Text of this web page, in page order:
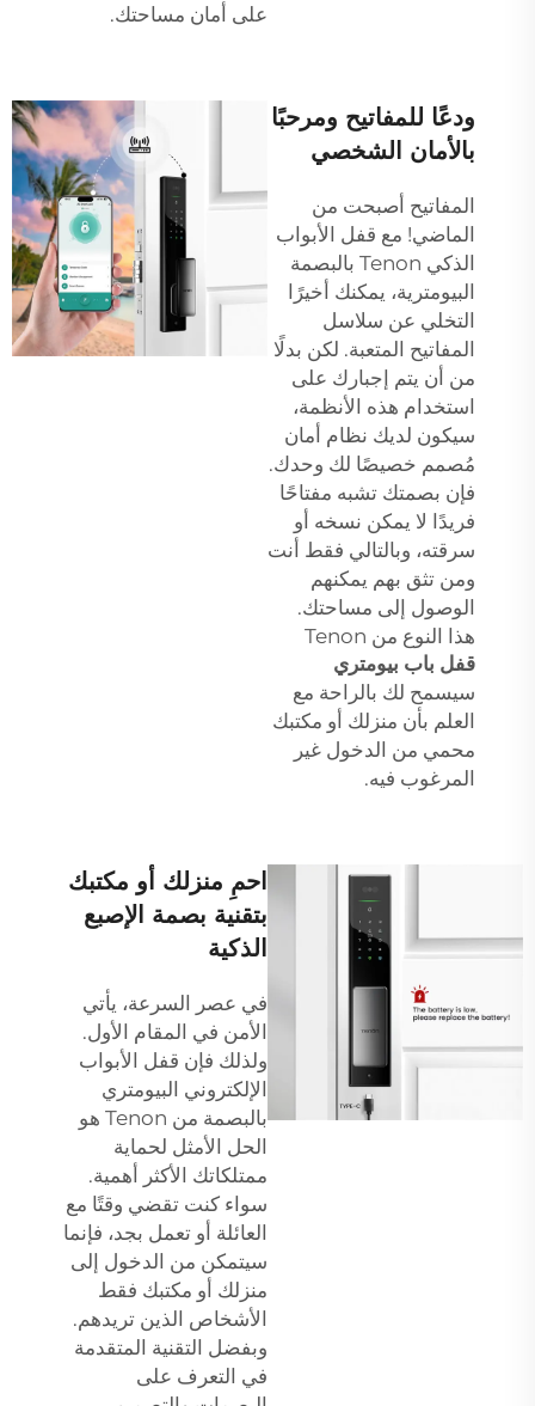
على أمان مساحتك.
ودعًا للمفاتيح ومرحبًا
بالأمان الشخصي
المفاتيح أصبحت من
الماضي! مع قفل الأبواب
الذكي Tenon بالبصمة
البيومترية، يمكنك أخيرًا
التخلي عن سلاسل
المفاتيح المتعبة. لكن بدلًا
من أن يتم إجبارك على
استخدام هذه الأنظمة،
سيكون لديك نظام أمان
مُصمم خصيصًا لك وحدك.
فإن بصمتك تشبه مفتاحًا
فريدًا لا يمكن نسخه أو
سرقته، وبالتالي فقط أنت
ومن تثق بهم يمكنهم
الوصول إلى مساحتك.
هذا النوع من Tenon
قفل باب بيومتري
سيسمح لك بالراحة مع
العلم بأن منزلك أو مكتبك
محمي من الدخول غير
المرغوب فيه.
احمِ منزلك أو مكتبك
بتقنية بصمة الإصبع
الذكية
في عصر السرعة، يأتي
الأمن في المقام الأول.
ولذلك فإن قفل الأبواب
الإلكتروني البيومتري
بالبصمة من Tenon هو
الحل الأمثل لحماية
ممتلكاتك الأكثر أهمية.
سواء كنت تقضي وقتًا مع
العائلة أو تعمل بجد، فإنما
سيتمكن من الدخول إلى
منزلك أو مكتبك فقط
الأشخاص الذين تريدهم.
وبفضل التقنية المتقدمة
في التعرف على